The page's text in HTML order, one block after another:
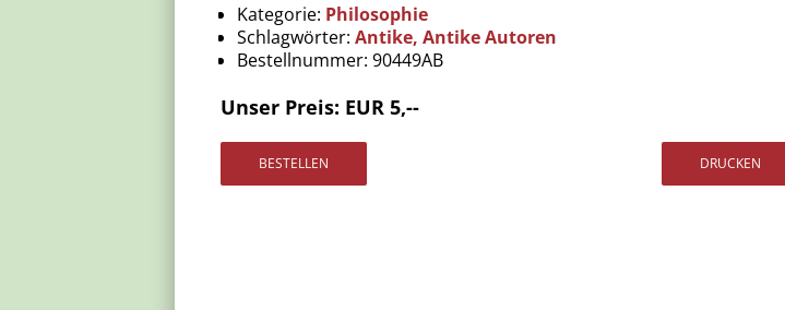
Kategorie: Philosophie
Schlagwörter: Antike, Antike Autoren
Bestellnummer: 90449AB
Unser Preis: EUR 5,--